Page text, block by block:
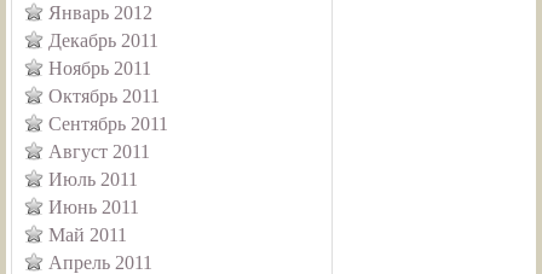
Январь 2012
Декабрь 2011
Ноябрь 2011
Октябрь 2011
Сентябрь 2011
Август 2011
Июль 2011
Июнь 2011
Май 2011
Апрель 2011